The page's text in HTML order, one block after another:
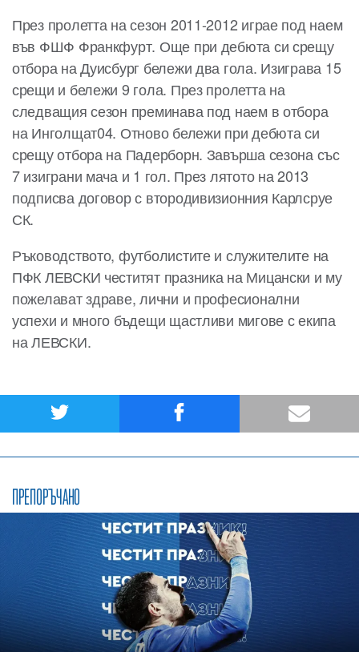
През пролетта на сезон 2011-2012 играе под наем
във ФШФ Франкфурт. Още при дебюта си срещу
отбора на Дуисбург бележи два гола. Изиграва 15
срещи и бележи 9 гола. През пролетта на
следващия сезон преминава под наем в отбора
на Инголщат04. Отново бележи при дебюта си
срещу отбора на Падерборн. Завърша сезона със
7 изиграни мача и 1 гол. През лятото на 2013
подписва договор с втородивизионния Карлсруе
СК.
Ръководството, футболистите и служителите на
ПФК ЛЕВСКИ честитят празника на Мицански и му
пожелават здраве, лични и професионални
успехи и много бъдещи щастливи мигове с екипа
на ЛЕВСКИ.
ПРЕПОРЪЧАНО